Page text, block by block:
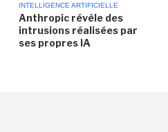
INTELLIGENCE ARTIFICIELLE
Anthropic révèle des
intrusions réalisées par
ses propres IA